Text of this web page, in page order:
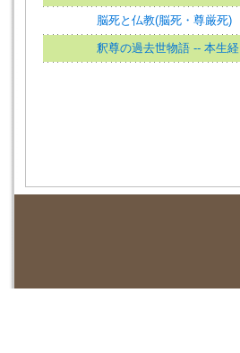
脳死と仏教(脳死・尊厳死)
釈尊の過去世物語 -- 本生経